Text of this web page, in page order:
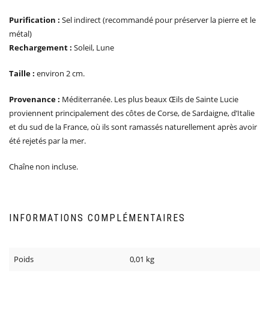
Purification : Sel indirect (recommandé pour préserver la pierre et le
métal)
Rechargement : Soleil, Lune
Taille : environ 2 cm.
Provenance : Méditerranée. Les plus beaux Œils de Sainte Lucie
proviennent principalement des côtes de Corse, de Sardaigne, d’Italie
et du sud de la France, où ils sont ramassés naturellement après avoir
été rejetés par la mer.
Chaîne non incluse.
INFORMATIONS COMPLÉMENTAIRES
Poids 0,01 kg